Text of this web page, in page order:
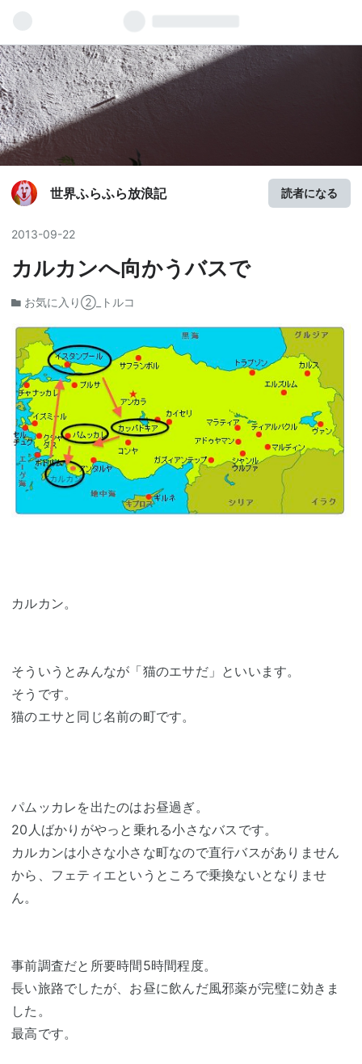
世界ふらふら放浪記 読者になる
2013-09-22
カルカンへ向かうバスで
お気に入り②_トルコ
カルカン。
そういうとみんなが「猫のエサだ」といいます。
そうです。
猫のエサと同じ名前の町です。
パムッカレを出たのはお昼過ぎ。
20人ばかりがやっと乗れる小さなバスです。
カルカンは小さな小さな町なので直行バスがありません
から、フェティエというところで乗換ないとなりませ
ん。
事前調査だと所要時間5時間程度。
長い旅路でしたが、お昼に飲んだ風邪薬が完璧に効きま
した。
最高です。